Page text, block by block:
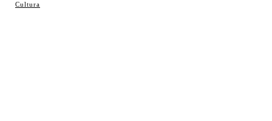
Cultura